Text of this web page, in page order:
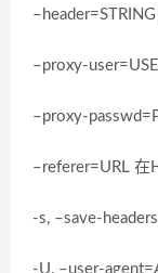
–proxy-
–proxy-
–referer=URL 在
-s, –save-
-U, –user-